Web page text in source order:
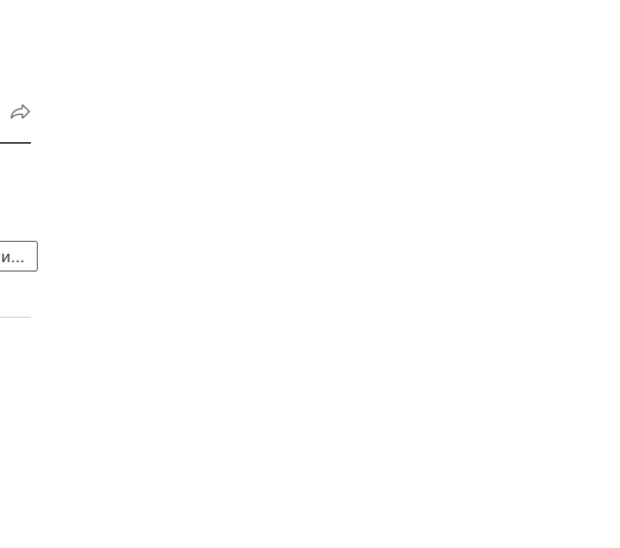
МЧС России (Министерство РФ по делам гражданской обороны, чрезвычайным ситуациям и ликвидации последствий стихийных бедствий)